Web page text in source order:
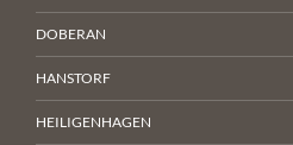
DOBERAN
HANSTORF
HEILIGENHAGEN